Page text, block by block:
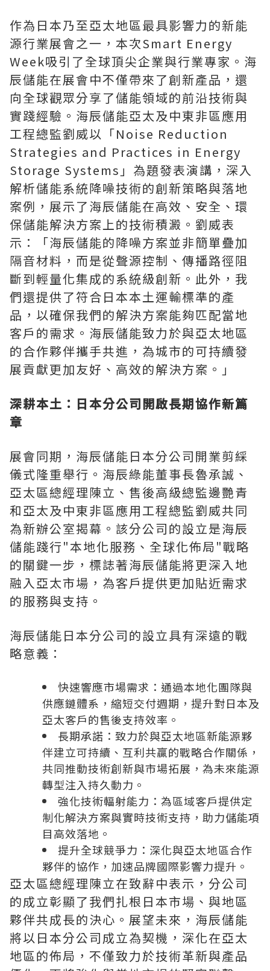
作為日本乃至亞太地區最具影響力的新能
源行業展會之一，本次Smart Energy
Week吸引了全球頂尖企業與行業專家。海
辰儲能在展會中不僅帶來了創新產品，還
向全球觀眾分享了儲能領域的前沿技術與
實踐經驗。海辰儲能亞太及中東非區應用
工程總監劉威以「Noise Reduction
Strategies and Practices in Energy
Storage Systems」為題發表演講，深入
解析儲能系統降噪技術的創新策略與落地
案例，展示了海辰儲能在高效、安全、環
保儲能解決方案上的技術積澱。劉威表
示：「海辰儲能的降噪方案並非簡單疊加
隔音材料，而是從聲源控制、傳播路徑阻
斷到輕量化集成的系統級創新。此外，我
們還提供了符合日本本土運輸標準的產
品，以確保我們的解決方案能夠匹配當地
客戶的需求。海辰儲能致力於與亞太地區
的合作夥伴攜手共進，為城市的可持續發
展貢獻更加友好、高效的解決方案。」
深耕本土：日本分公司開啟長期協作新篇
章
展會同期，海辰儲能日本分公司開業剪綵
儀式隆重舉行。海辰綠能董事長魯承誠、
亞太區總經理陳立、 售後高級總監邊艷青
和亞太及中東非區應用工程總監劉威共同
為新辦公室揭幕。該分公司的設立是海辰
儲能踐行"本地化服務、全球化佈局"戰略
的關鍵一步，標誌著海辰儲能將更深入地
融入亞太市場，為客戶提供更加貼近需求
的服務與支持。
海辰儲能日本分公司的設立具有深遠的戰
略意義：
快速響應市場需求：通過本地化團隊與
供應鏈體系，縮短交付週期，提升對日本及
亞太客戶的售後支持效率 。
長期承諾：致力於與亞太地區新能源夥
伴建立可持續、互利共贏的戰略合作關係，
共同推動技術創新與市場拓展，為未來能源
轉型注入持久動力 。
強化技術輻射能力：為區域客戶提供定
制化解決方案與實時技術支持，助力儲能項
目高效落地 。
提升全球競爭力：深化與亞太地區合作
夥伴的協作，加速品牌國際影響力提升 。
亞太區總經理陳立在致辭中表示，分公司
的成立彰顯了我們扎根日本市場、與地區
夥伴共成長的決心。展望未來，海辰儲能
將以日本分公司成立為契機，深化在亞太
地區的佈局，不僅致力於技術革新與產品